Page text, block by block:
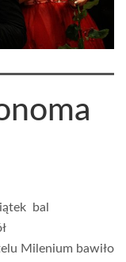
bal
Milenium bawiło